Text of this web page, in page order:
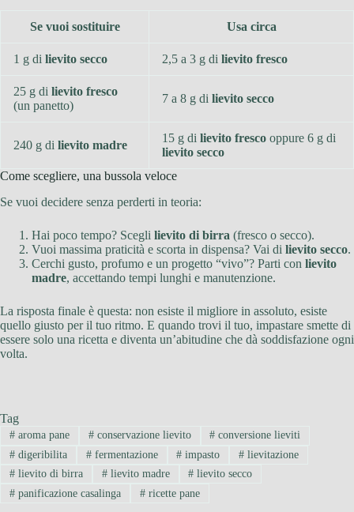
Se vuoi sostituire Usa circa
1 g di lievito secco 2,5 a 3 g di lievito fresco
25 g di lievito fresco
(un panetto)
7 a 8 g di lievito secco
240 g di lievito madre
15 g di lievito fresco oppure 6 g di
lievito secco
Come scegliere, una bussola veloce
Se vuoi decidere senza perderti in teoria:
Hai poco tempo? Scegli lievito di birra (fresco o secco).
Vuoi massima praticità e scorta in dispensa? Vai di lievito secco.
Cerchi gusto, profumo e un progetto “vivo”? Parti con lievito
madre, accettando tempi lunghi e manutenzione.
La risposta finale è questa: non esiste il migliore in assoluto, esiste
quello giusto per il tuo ritmo. E quando trovi il tuo, impastare smette di
essere solo una ricetta e diventa un’abitudine che dà soddisfazione ogni
volta.
Tag
#aroma pane #conservazione lievito # conversione lieviti
#digeribilita #fermentazione # impasto # lievitazione
#lievito di birra #lievito madre # lievito secco
#panificazione casalinga #ricette pane